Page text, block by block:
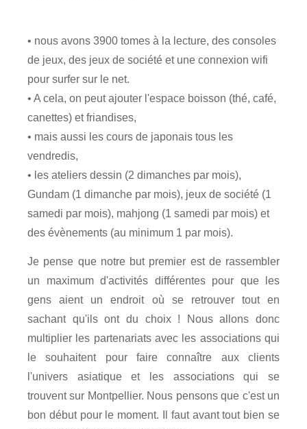
• nous avons 3900 tomes à la lecture, des consoles
de jeux, des jeux de société et une connexion wifi
pour surfer sur le net.
• A cela, on peut ajouter l'espace boisson (thé, café,
canettes) et friandises,
• mais aussi les cours de japonais tous les
vendredis,
• les ateliers dessin (2 dimanches par mois),
Gundam (1 dimanche par mois), jeux de société (1
samedi par mois), mahjong (1 samedi par mois) et
des évènements (au minimum 1 par mois).
Je pense que notre but premier est de rassembler
un maximum d'activités différentes pour que les
gens aient un endroit où se retrouver tout en
sachant qu'ils ont du choix ! Nous allons donc
multiplier les partenariats avec les associations qui
le souhaitent pour faire connaître aux clients
l'univers asiatique et les associations qui se
trouvent sur Montpellier. Nous pensons que c'est un
bon début pour le moment. Il faut avant tout bien se